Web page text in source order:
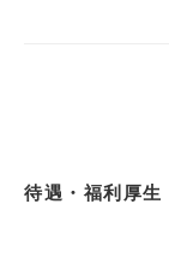
待遇・福利厚生